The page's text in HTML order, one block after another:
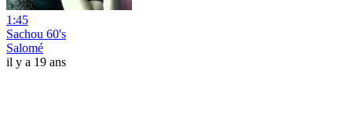
1:45
Sachou 60's
Salomé
il y a 19 ans